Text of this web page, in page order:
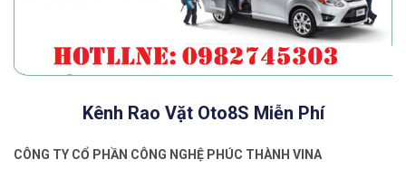
Kênh Rao Vặt Oto8S Miễn Phí
CÔNG TY CỔ PHẦN CÔNG NGHỆ PHÚC THÀNH VINA